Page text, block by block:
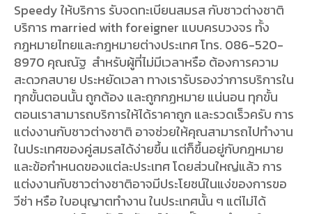
Speedy ให้บริการ รับจดทะเบียนสมรส กับชาวต่างชาติ
บริการ married with foreigner แบบครบวงจร ทั้ง
กฎหมายไทยและกฎหมายต่างประเทศ โทร. 086-520-
8970 คุณณัฐ สำหรับผู้ที่ไม่มีเวลาหรือ ต้องการความ
สะดวกสบาย ประหยัดเวลา ทางเรารับรองว่าการบริการใน
ทุกขั้นตอนนั้น ถูกต้อง และถูกกฏหมาย แน่นอน ทุกขั้น
ตอนเราสามารถบริการให้ได้ราคาถูก และรวดเร็วครับ การ
แต่งงานกับชาวต่างชาติ อาจช่วยให้คุณสามารถไปทำงาน
ในประเทศของคู่สมรสได้ง่ายขึ้น แต่ก็ขึ้นอยู่กับกฎหมาย
และข้อกำหนดของแต่ละประเทศ โดยส่วนใหญ่แล้ว การ
แต่งงานกับชาวต่างชาติอาจมีประโยชน์ในแง่ของการขอ
วีซ่า หรือ ใบอนุญาตทำงาน ในประเทศนั้น ๆ แต่ไม่ได้